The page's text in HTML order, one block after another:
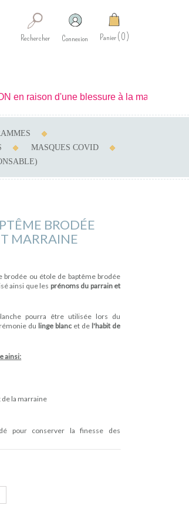
Panier 0
Connexion
Rechercher
MASQUES COVID
d'une blessure à la main je ne peux
BRODÉE
MARRAINE
brodée ou étole de baptême brodée
ainsi que les prénoms du parrain et
pourra être utilisée lors du
du linge blancet de l'habit de
ainsi:
de la marraine
pour conserver la finesse des